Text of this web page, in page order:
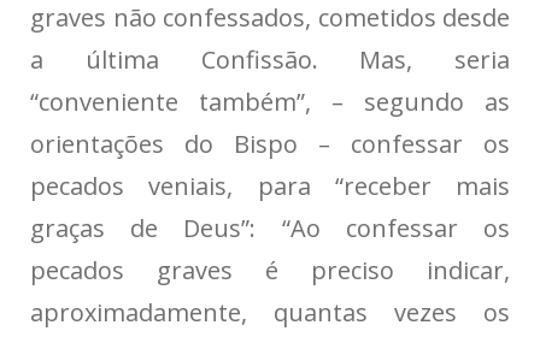
graves não confessados, ​​cometidos desde
a última Confissão. Mas, seria
“conveniente também”, – segundo as
orientações do Bispo – confessar os
pecados veniais, para “receber mais
graças de Deus”: “Ao confessar os
pecados graves é preciso indicar,
aproximadamente, quantas vezes os